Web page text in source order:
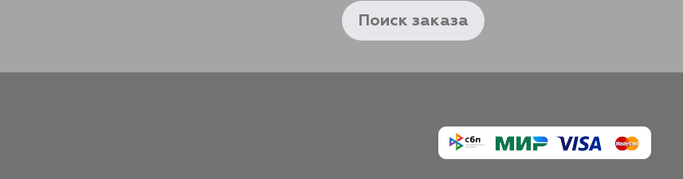
Поиск заказа